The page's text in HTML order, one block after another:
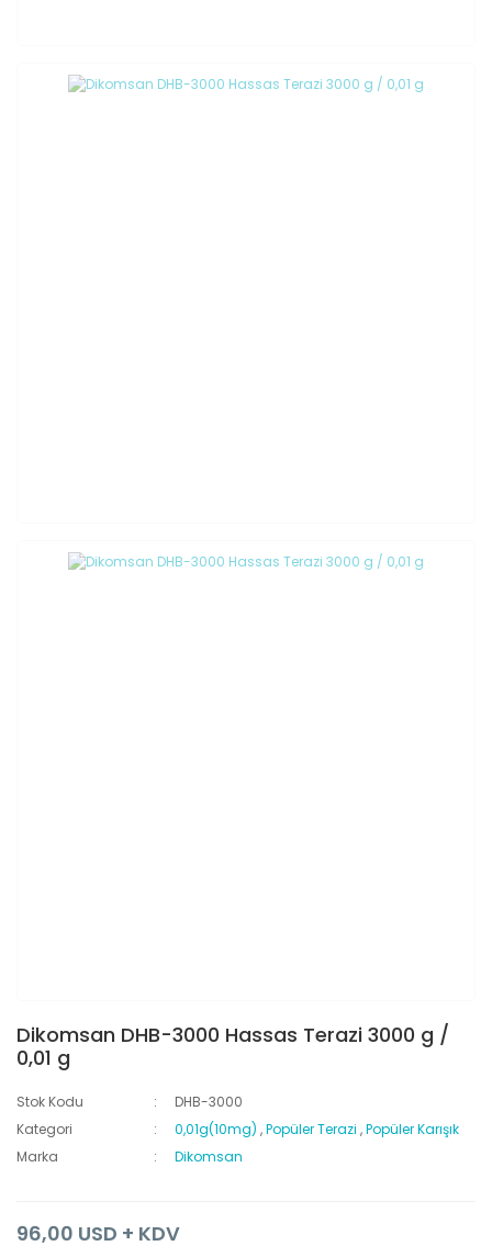
Dikomsan DHB-3000 Hassas Terazi 3000 g /
0,01 g
Stok Kodu
DHB-3000
Kategori
0,01g(10mg) ,Popüler Terazi ,Popüler Karışık
Marka
Dikomsan
96,00 USD + KDV